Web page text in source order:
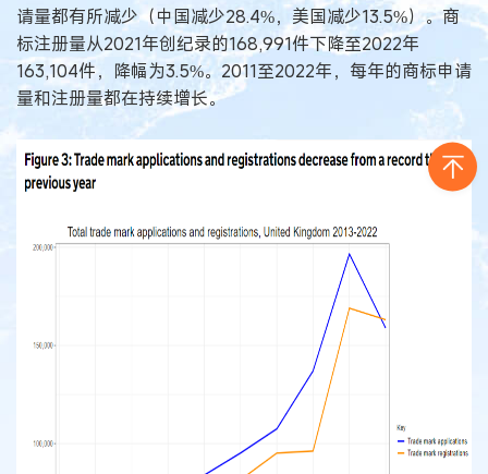
请量都有所减少（中国减少28.4%，美国减少13.5%）。商
标注册量从2021年创纪录的168,991件下降至2022年
163,104件，降幅为3.5%。2011至2022年，每年的商标申请
量和注册量都在持续增长。